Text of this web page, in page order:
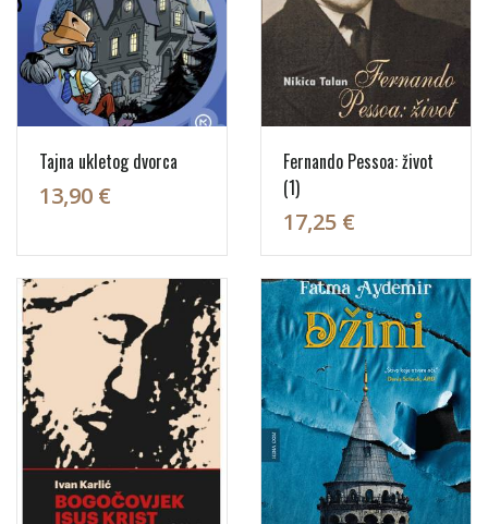
Tajna ukletog dvorca
13,90 €
Fernando Pessoa: život
(1)
17,25 €